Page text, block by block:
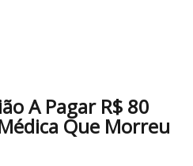
A Pagar R$ 80
Que Morreu